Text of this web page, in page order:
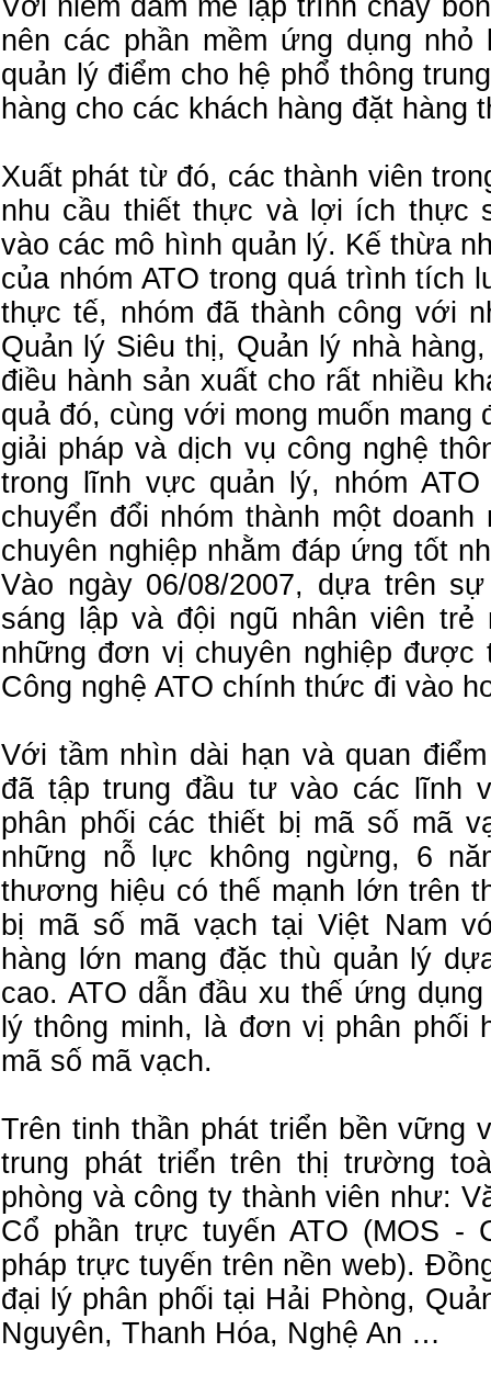
Với niềm đam mê lập trình cháy
nên các phần mềm ứng dụng
quản lý điểm cho hệ phổ thông
hàng cho các khách hàng đặt hàng
Xuất phát từ đó, các thành viên
nhu cầu thiết thực và lợi ích thực
vào các mô hình quản lý. Kế thừa
của nhóm ATO trong quá trình tích
thực tế, nhóm đã thành công với
Quản lý Siêu thị, Quản lý nhà
điều hành sản xuất cho rất nhiều
quả đó, cùng với mong muốn mang
giải pháp và dịch vụ công nghệ
trong lĩnh vực quản lý, nhóm
chuyển đổi nhóm thành một
chuyên nghiệp nhằm đáp ứng tốt
Vào ngày 06/08/2007, dựa trên
sáng lập và đội ngũ nhân viên
những đơn vị chuyên nghiệp được
Công nghệ ATO chính thức đi vào
Với tầm nhìn dài hạn và quan
đã tập trung đầu tư vào các lĩnh
phân phối các thiết bị mã số mã
những nỗ lực không ngừng, 6
thương hiệu có thế mạnh lớn trên
bị mã số mã vạch tại Việt Nam
hàng lớn mang đặc thù quản lý
cao. ATO dẫn đầu xu thế ứng
lý thông minh, là đơn vị phân phối
mã số mã vạch.
Trên tinh thần phát triển bền vững
trung phát triển trên thị trường
phòng và công ty thành viên như:
Cổ phần trực tuyến ATO (MOS -
pháp trực tuyến trên nền web).
đại lý phân phối tại Hải Phòng,
Nguyên, Thanh Hóa, Nghệ An …